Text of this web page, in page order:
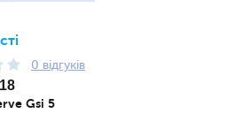
0 відгуків
Gsi 5